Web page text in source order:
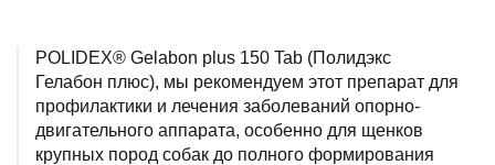
POLIDEX® Gelabon plus 150 Tab (Полидэкс
Гелабон плюс), мы рекомендуем этот препарат для
профилактики и лечения заболеваний опорно-
двигательного аппарата, особенно для щенков
крупных пород собак до полного формирования